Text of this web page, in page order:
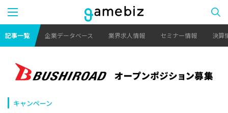
記事一覧 企業データベース 業界求人情報 セミナー情報 決算
キャンペーン